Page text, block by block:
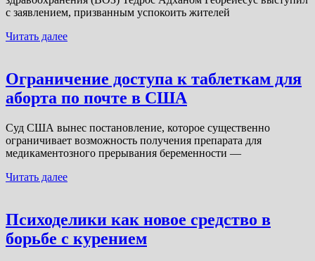
с заявлением, призванным успокоить жителей
Читать далее
Ограничение доступа к таблеткам для
аборта по почте в США
Суд США вынес постановление, которое существенно
ограничивает возможность получения препарата для
медикаментозного прерывания беременности —
Читать далее
Психоделики как новое средство в
борьбе с курением